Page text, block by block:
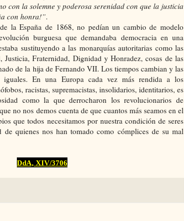
con la solemne y poderosa serenidad con que la justicia
con honra!”.
la España de 1868, no pedían un cambio de modelo
burguesa que demandaba democracia en una
sustituyendo a las monarquías autoritarias como las
Justicia, Fraternidad, Dignidad y Honradez, cosas de las
de la hija de Fernando VII. Los tiempos cambian y las
iguales. En una Europa cada vez más rendida a los
racistas, supremacistas, insolidarios, identitarios, es
como la que derrocharon los revolucionarios de
no nos demos cuenta de que cuantos más seamos en el
que todos necesitamos por nuestra condición de seres
de quienes nos han tomado como cómplices de su mal
DdA, XIV/3706